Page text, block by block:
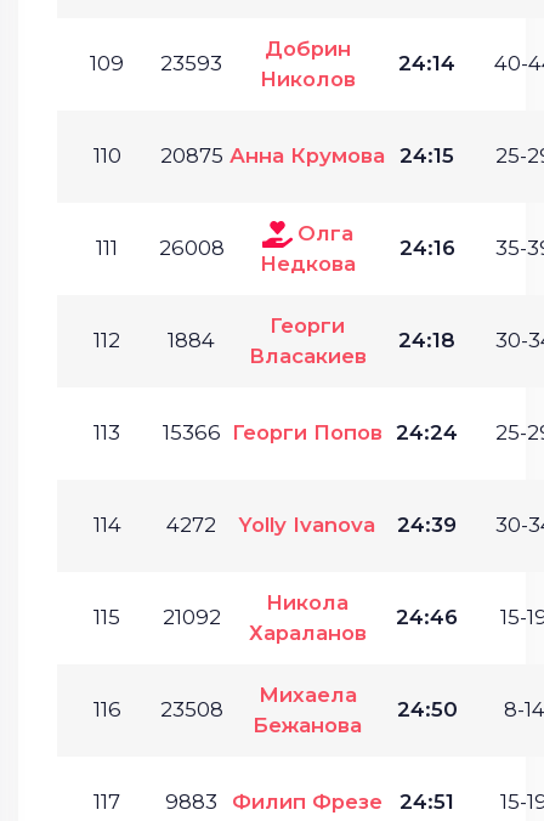
109 23593
Добрин
Николов
24:14 40-
110 20875 Анна Крумова 24:15 25-
111 26008
Олга
Недкова
24:16 35-
112 1884
Георги
Власакиев
24:18 30-
113 15366 Георги Попов 24:24 25-
114 4272 Yolly Ivanova 24:39 30-
115 21092
Никола
Хараланов
24:46 15-
116 23508
Михаела
Бежанова
24:50 8-
117 9883 Филип Фрезе 24:51 15-